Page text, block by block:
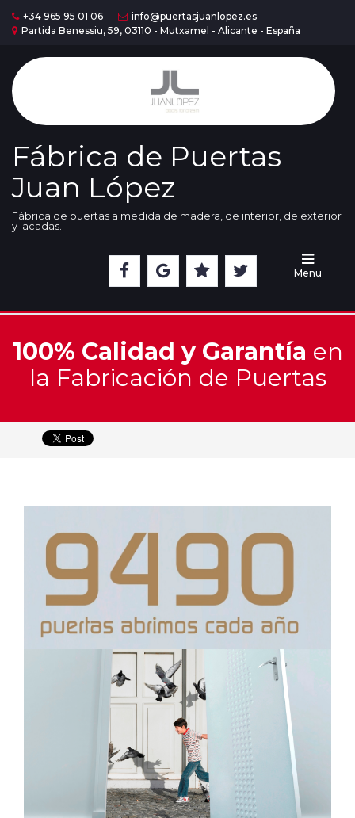
+34 965 95 01 06
info@puertasjuanlopez.es
Partida Benessiu, 59, 03110 - Mutxamel - Alicante - España
Fábrica de Puertas
Juan López
Fábrica de puertas a medida de madera, de interior, de exterior
y lacadas.
Menu
Home
Puertas
Serie
Puertas
Serie
Lac
Exposición
Acabados
Materiales
Catálogo
Interactivo
100% Calidad y Garantía en
la Fabricación de Puertas